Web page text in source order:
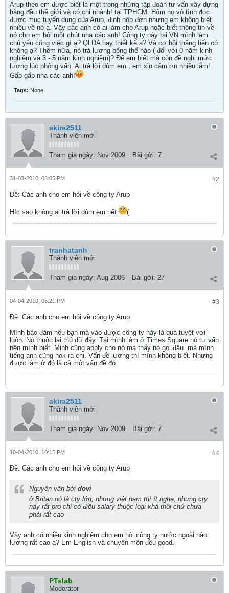
Arup theo em được biết là một trong những tập đoàn tư vấn xây dựng
hàng đầu thế giới và có chi nhánh! tại TPHCM. Hôm nọ vô tình đọc
được mục tuyển dụng của Arup, định nộp đơn nhưng em không biết
nhiều về nó ạ. Vậy các anh có ai làm cho Arup hoặc biết thông tin về
nó cho em hỏi một chút nha các anh! Công ty này tại VN mình làm
chủ yếu công việc gì ạ? QLDA hay thiết kế ạ? Và cơ hội thăng tiến có
không ạ? Thêm nữa, nó trả lương bổng thế nào ( đối với 0 năm kinh
nghiệm và 3 - 5 năm kinh nghiệm)? Để em biết mà còn đề nghị mức
lương lúc phỏng vấn. Ai trả lời dùm em , em xin cảm ơn nhiều lắm!
Gấp gấp nha các anh!
Tags: None
akira2511
Thành viên mới
Tham gia ngày: Nov 2009 Bài gởi: 7
#2
31-03-2010, 08:05 PM
Ðề: Các anh cho em hỏi về công ty Arup
HIc sao không ai trả lời dùm em hết (
tranhatanh
Thành viên mới
Tham gia ngày: Aug 2006 Bài gởi: 27
#3
04-04-2010, 05:21 PM
Ðề: Các anh cho em hỏi về công ty Arup
Mình bảo đảm nếu bạn mà vào được công ty này là quá tuyệt với
luôn. Nó thuộc lại thú dữ đấy. Tại mình làm ở Times Square nó tư vấn
nên mình biết. Minh cũng apply cho nó mà thấy nó gọi đâu. mà mình
tiếng anh cũng hok ra chi. Vấn đề lương thì mình không biết. Nhưng
được làm ở đó là cả một vấn đề đó.
akira2511
Thành viên mới
Tham gia ngày: Nov 2009 Bài gởi: 7
#4
10-04-2010, 10:15 PM
Ðề: Các anh cho em hỏi về công ty Arup
Nguyên văn bởi dovi
ở Britan nó là cty lớn, nhưng việt nam thì ít nghe, nhưng cty
này rất pro chỉ có điều salary thuộc loại khá thôi chứ chưa
phải rất cao
Vậy anh có nhiều kinh nghiệm cho em hỏi công ty nước ngoài nào
lương rất cao ạ? Em English và chuyên môn đều good.
PTslab
Moderator